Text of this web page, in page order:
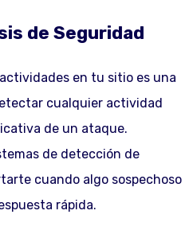
de Seguridad
en tu sitio es una
cualquier actividad
de un ataque.
de detección de
cuando algo sospechoso
rápida.